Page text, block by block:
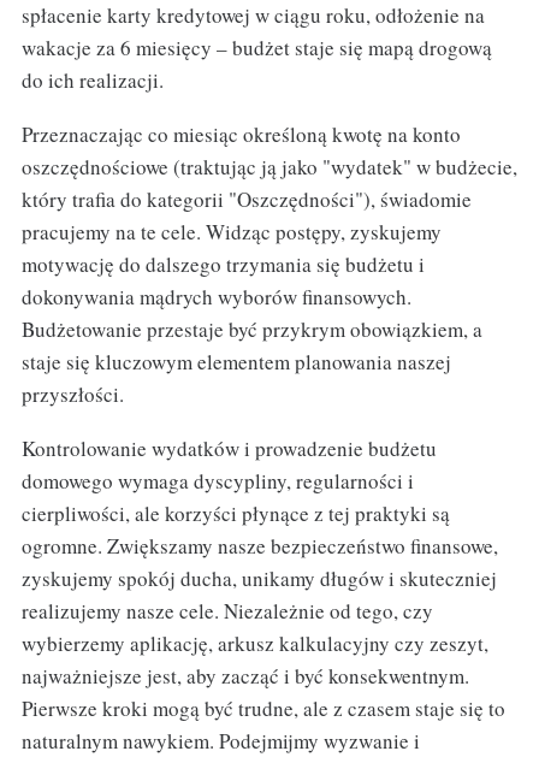
spłacenie karty kredytowej w ciągu roku, odłożenie na
wakacje za 6 miesięcy – budżet staje się mapą drogową
do ich realizacji.
Przeznaczając co miesiąc określoną kwotę na konto
oszczędnościowe (traktując ją jako "wydatek" w budżecie,
który trafia do kategorii "Oszczędności"), świadomie
pracujemy na te cele. Widząc postępy, zyskujemy
motywację do dalszego trzymania się budżetu i
dokonywania mądrych wyborów finansowych.
Budżetowanie przestaje być przykrym obowiązkiem, a
staje się kluczowym elementem planowania naszej
przyszłości.
Kontrolowanie wydatków i prowadzenie budżetu
domowego wymaga dyscypliny, regularności i
cierpliwości, ale korzyści płynące z tej praktyki są
ogromne. Zwiększamy nasze bezpieczeństwo finansowe,
zyskujemy spokój ducha, unikamy długów i skuteczniej
realizujemy nasze cele. Niezależnie od tego, czy
wybierzemy aplikację, arkusz kalkulacyjny czy zeszyt,
najważniejsze jest, aby zacząć i być konsekwentnym.
Pierwsze kroki mogą być trudne, ale z czasem staje się to
naturalnym nawykiem. Podejmijmy wyzwanie i